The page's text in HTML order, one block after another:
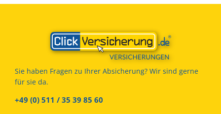
Sie haben Fragen zu Ihrer Absicherung? Wir sind gerne
für sie da.
+49 (0) 511 / 35 39 85 60